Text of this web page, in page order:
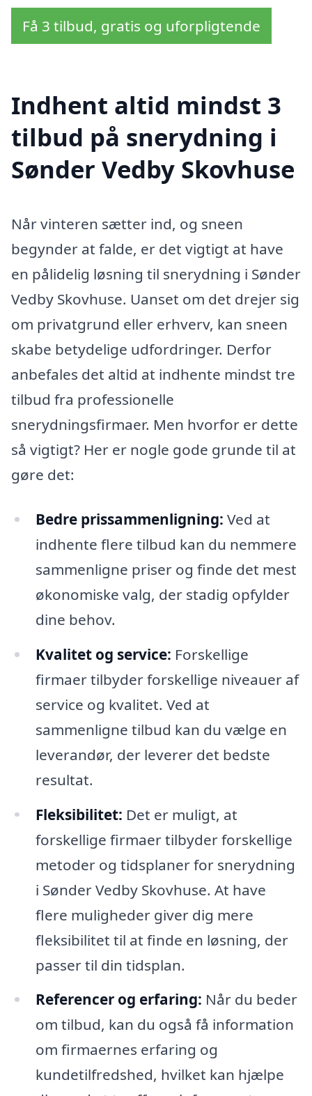
Få 3 tilbud, gratis og uforpligtende
Indhent altid mindst 3
tilbud på snerydning i
Sønder Vedby Skovhuse
Når vinteren sætter ind, og sneen
begynder at falde, er det vigtigt at have
en pålidelig løsning til snerydning i Sønder
Vedby Skovhuse. Uanset om det drejer sig
om privatgrund eller erhverv, kan sneen
skabe betydelige udfordringer. Derfor
anbefales det altid at indhente mindst tre
tilbud fra professionelle
snerydningsfirmaer. Men hvorfor er dette
så vigtigt? Her er nogle gode grunde til at
gøre det:
Bedre prissammenligning: Ved at
indhente flere tilbud kan du nemmere
sammenligne priser og finde det mest
økonomiske valg, der stadig opfylder
dine behov.
Kvalitet og service: Forskellige
firmaer tilbyder forskellige niveauer af
service og kvalitet. Ved at
sammenligne tilbud kan du vælge en
leverandør, der leverer det bedste
resultat.
Fleksibilitet: Det er muligt, at
forskellige firmaer tilbyder forskellige
metoder og tidsplaner for snerydning
i Sønder Vedby Skovhuse. At have
flere muligheder giver dig mere
fleksibilitet til at finde en løsning, der
passer til din tidsplan.
Referencer og erfaring: Når du beder
om tilbud, kan du også få information
om firmaernes erfaring og
kundetilfredshed, hvilket kan hjælpe